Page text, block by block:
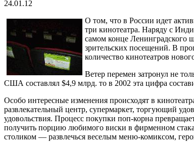
24.01.12
О том, что в России идет
три кинотеатра. Наряду с
самом конце Ленинградского
зрительских посещений. В
количество кинотеатров
Ветер перемен затронул не
США составлял $4,9 млрд. то в 2002 эта цифра
Особо интересные изменения происходят в
развлекательный центр, супермаркет, торгующий
удовольствия. Процесс покупки поп-корна
получить порцию любимого виски в фирменном
столиком — развлечься веселым меню-комиксом,